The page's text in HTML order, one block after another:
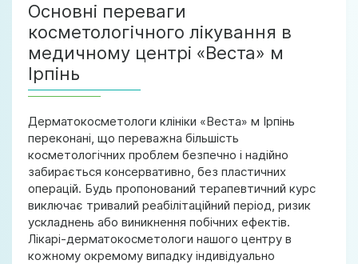
Основні переваги
косметологічного лікування в
медичному центрі «Веста» м
Ірпінь
Дерматокосметологи клініки «Веста» м Ірпінь
переконані, що переважна більшість
косметологічних проблем безпечно і надійно
забирається консервативно, без пластичних
операцій. Будь пропонований терапевтичний курс
виключає тривалий реабілітаційний період, ризик
ускладнень або виникнення побічних ефектів.
Лікарі-дерматокосметологи нашого центру в
кожному окремому випадку індивідуально